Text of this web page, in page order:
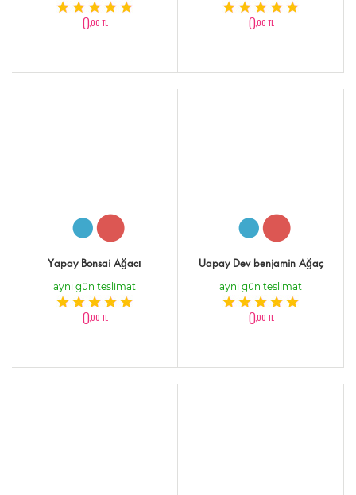
0,00 TL 0,00 TL
Yapay Bonsai Ağacı
aynı gün teslimat
0,00 TL
Uapay Dev benjamin Ağaç
aynı gün teslimat
0,00 TL